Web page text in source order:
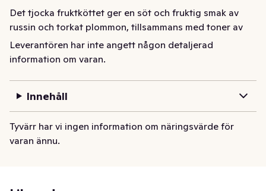
Det tjocka fruktköttet ger en söt och fruktig smak av
russin och torkat plommon, tillsammans med toner av
lakrits och kaffe.
är den perfekt i söta desserter med choklad.
Som färsk heter den Poblano Pepper och är en av de
populäraste chilifrukterna i Mexiko. Där äts den färska
varianten ofta fylld och gratinerad.
Leverantören har inte angett någon detaljerad
information om varan.
Innehåll
Tyvärr har vi ingen information om näringsvärde för
varan ännu.